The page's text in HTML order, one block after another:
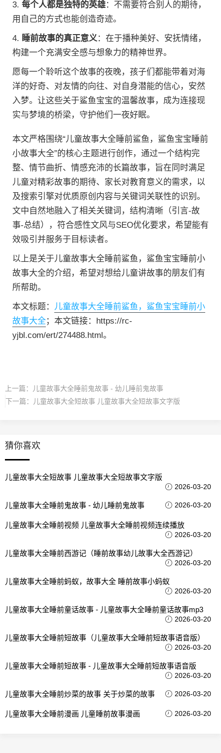
3. 每个人都是独特的英雄：不需要符合别人的期待，
用自己的方式也能创造奇迹。
4. 睡前故事的真正意义：在于播种美好、安抚情绪，
构建一个充满安全感与想象力的精神世界。
愿每一个聆听这个故事的夜晚，孩子们都能带着对海
洋的好奇、对友情的向往、对自身潜能的信心，安然
入梦。让这些关于鲨鱼宝宝的温馨故事，成为连接现
实与梦境的桥梁，守护他们一夜好眠。
本文严格围绕“儿童故事大全睡前鲨鱼，鲨鱼宝宝睡前
小故事大全”的核心主题进行创作，通过一个结构完
整、情节曲折、情感充沛的长篇故事，旨在同时满足
儿童对精彩故事的期待、家长对教育意义的需求，以
及搜索引擎对优质原创内容与关键词关联性的识别。
文中自然地融入了相关关键词，结构清晰（引言-故
事-总结），符合感性文风与SEO优化要求，希望能有
效吸引并服务于目标读者。
以上是关于儿童故事大全睡前鲨鱼，鲨鱼宝宝睡前小
故事大全的介绍，希望对想给儿童讲故事的朋友们有
所帮助。
本文标题： 儿童故事大全睡前鲨鱼，鲨鱼宝宝睡前小
故事大全；本文链接：https://rc-
yjbl.com/ert/274488.html。
上一篇：
儿童故事大全睡前鬼故事 - 幼儿睡前鬼故事
下一篇：
儿童故事大全短故事 儿童故事大全短故事文字版
猜你喜欢
儿童故事大全短故事 儿童故事大全短故事文字版
2026-03-20
儿童故事大全睡前鬼故事 - 幼儿睡前鬼故事 2026-03-20
儿童故事大全睡前视频 儿童故事大全睡前视频连续播放
2026-03-20
儿童故事大全睡前西游记（睡前故事幼儿故事大全西游记）
2026-03-20
儿童故事大全睡前蚂蚁，故事大全 睡前故事小蚂蚁
2026-03-20
儿童故事大全睡前童话故事 - 儿童故事大全睡前童话故事mp3
2026-03-20
儿童故事大全睡前短故事（儿童故事大全睡前短故事语音版）
2026-03-20
儿童故事大全睡前短故事 - 儿童故事大全睡前短故事语音版
2026-03-20
儿童故事大全睡前炒菜的故事 关于炒菜的故事 2026-03-20
儿童故事大全睡前漫画 儿童睡前故事漫画 2026-03-20